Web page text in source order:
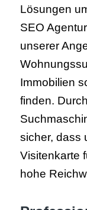
Lösungen
SEO
unserer
Immobilien
finden.
sicher, dass
Visitenkarte
hohe